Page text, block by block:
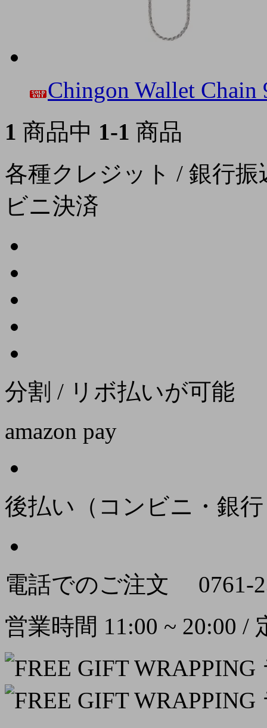
Chingon Wallet Chain
1 商品中 1-1 商品
各種クレジット / 銀行
ビニ決済
分割 / リボ払いが可能
amazon pay
後払い（コンビニ・銀
電話でのご注文
0761-
営業時間 11:00 ~ 20:00 /